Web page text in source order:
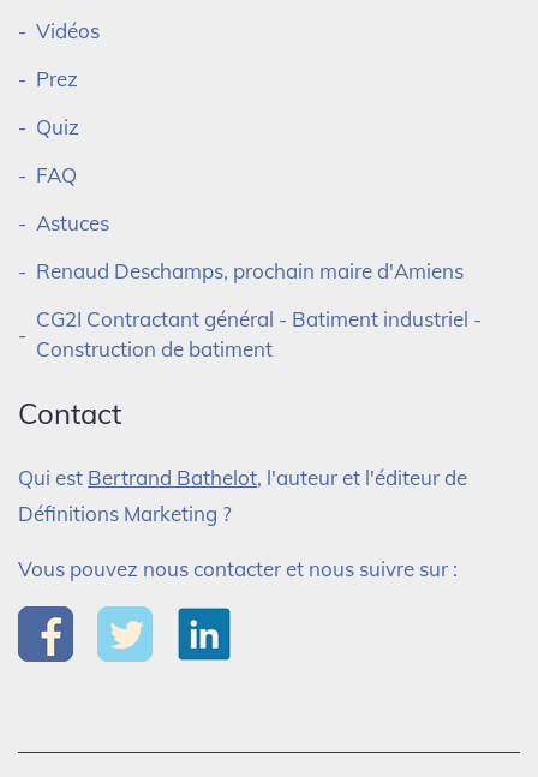
Vidéos
Prez
Quiz
FAQ
Astuces
Renaud Deschamps, prochain maire d'Amiens
CG2I Contractant général - Batiment industriel -
Construction de batiment
Contact
Qui est Bertrand Bathelot, l'auteur et l'éditeur de
Définitions Marketing ?
Vous pouvez nous contacter et nous suivre sur :